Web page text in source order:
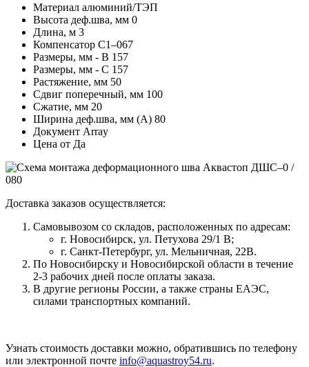
Материал алюминий/ТЭП
Высота деф.шва, мм 0
Длина, м 3
Компенсатор C1–067
Размеры, мм - В 157
Размеры, мм - С 157
Растяжение, мм 50
Сдвиг поперечный, мм 100
Сжатие, мм 20
Ширина деф.шва, мм (А) 80
Документ Array
Цена от Да
Доставка заказов осуществляется:
Самовывозом со складов, расположенных по адресам:
г. Новосибирск, ул. Петухова 29/1 В;
г. Санкт-Петербург, ул. Мельничная, 22В.
По Новосибирску и Новосибирской области в течение
2-3 рабочих дней после оплаты заказа.
В другие регионы России, а также страны ЕАЭС,
силами транспортных компаний.
Узнать стоимость доставки можно, обратившись по телефону
или электронной почте info@aquastroy54.ru.